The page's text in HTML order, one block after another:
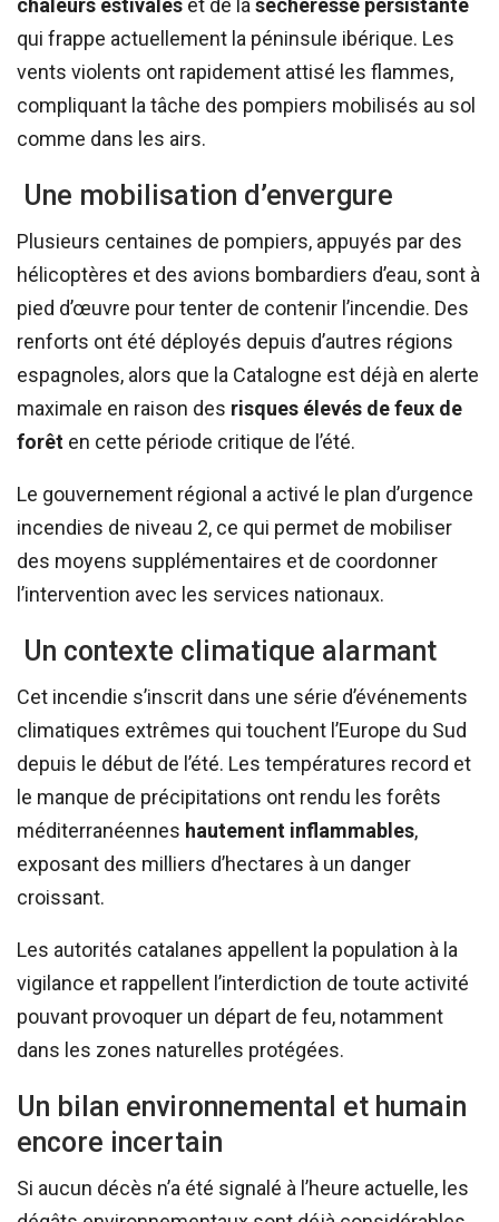
chaleurs estivales et de lasécheresse persistante
qui frappe actuellement la péninsule ibérique. Les
vents violents ont rapidement attisé les flammes,
compliquant la tâche des pompiers mobilisés au sol
comme dans les airs.
Une mobilisation d’envergure
Plusieurs centaines de pompiers, appuyés par des
hélicoptères et des avions bombardiers d’eau, sont à
pied d’œuvre pour tenter de contenir l’incendie. Des
renforts ont été déployés depuis d’autres régions
espagnoles, alors que la Catalogne est déjà en alerte
maximale en raison des risques élevés de feux de
forêt en cette période critique de l’été.
Le gouvernement régional a activé le plan d’urgence
incendies de niveau 2, ce qui permet de mobiliser
des moyens supplémentaires et de coordonner
l’intervention avec les services nationaux.
Un contexte climatique alarmant
Cet incendie s’inscrit dans une série d’événements
climatiques extrêmes qui touchent l’Europe du Sud
depuis le début de l’été. Les températures record et
le manque de précipitations ont rendu les forêts
méditerranéennes hautement inflammables,
exposant des milliers d’hectares à un danger
croissant.
Les autorités catalanes appellent la population à la
vigilance et rappellent l’interdiction de toute activité
pouvant provoquer un départ de feu, notamment
dans les zones naturelles protégées.
Un bilan environnemental et humain
encore incertain
Si aucun décès n’a été signalé à l’heure actuelle, les